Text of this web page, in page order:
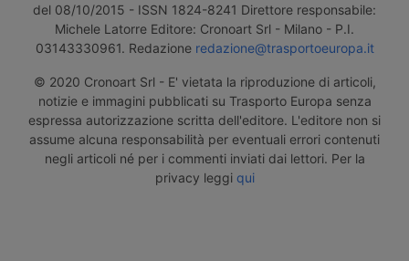
del 08/10/2015 - ISSN 1824-8241 Direttore responsabile:
Michele Latorre Editore: Cronoart Srl - Milano - P.I.
03143330961. Redazione redazione@trasportoeuropa.it
© 2020 Cronoart Srl - E' vietata la riproduzione di articoli,
notizie e immagini pubblicati su Trasporto Europa senza
espressa autorizzazione scritta dell'editore. L'editore non si
assume alcuna responsabilità per eventuali errori contenuti
negli articoli né per i commenti inviati dai lettori. Per la
privacy leggi qui